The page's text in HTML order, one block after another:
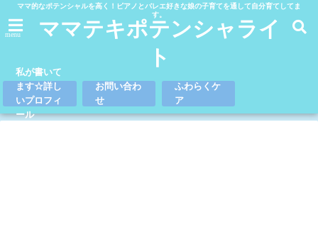
ママ的なポテンシャルを高く！ピアノとバレエ好きな娘の子育てを通して自分育てしてま
す。
menu
ママテキポテンシャライ
ト
私が書いて
ます☆詳し
いプロフィ
ール
お問い合わ
せ
ふわらくケ
ア